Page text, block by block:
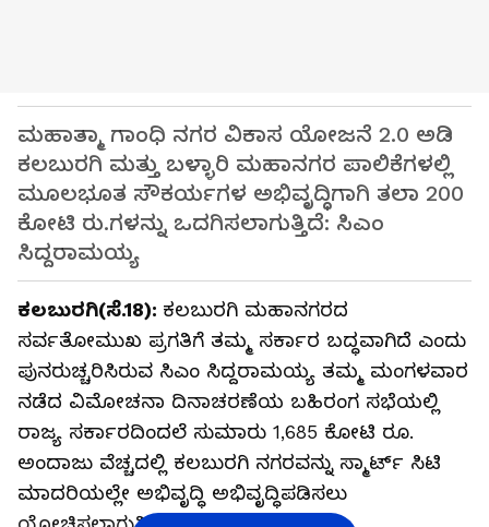
ಮಹಾತ್ಮಾ ಗಾಂಧಿ ನಗರ ವಿಕಾಸ ಯೋಜನೆ 2.0 ಅಡಿ
ಕಲಬುರಗಿ ಮತ್ತು ಬಳ್ಳಾರಿ ಮಹಾನಗರ ಪಾಲಿಕೆಗಳಲ್ಲಿ
ಮೂಲಭೂತ ಸೌಕರ್ಯಗಳ ಅಭಿವೃದ್ಧಿಗಾಗಿ ತಲಾ 200
ಕೋಟಿ ರು.ಗಳನ್ನು ಒದಗಿಸಲಾಗುತ್ತಿದೆ: ಸಿಎಂ
ಸಿದ್ದರಾಮಯ್ಯ
ಕಲಬುರಗಿ(ಸೆ.18): ಕಲಬುರಗಿ ಮಹಾನಗರದ
ಸರ್ವತೋಮುಖ ಪ್ರಗತಿಗೆ ತಮ್ಮ ಸರ್ಕಾರ ಬದ್ಧವಾಗಿದೆ ಎಂದು
ಪುನರುಚ್ಚರಿಸಿರುವ ಸಿಎಂ ಸಿದ್ದರಾಮಯ್ಯ ತಮ್ಮ ಮಂಗಳವಾರ
ನಡೆದ ವಿಮೋಚನಾ ದಿನಾಚರಣೆಯ ಬಹಿರಂಗ ಸಭೆಯಲ್ಲಿ
ರಾಜ್ಯ ಸರ್ಕಾರದಿಂದಲೆ ಸುಮಾರು 1,685 ಕೋಟಿ ರೂ.
ಅಂದಾಜು ವೆಚ್ಚದಲ್ಲಿ ಕಲಬುರಗಿ ನಗರವನ್ನು ಸ್ಮಾರ್ಟ್ ಸಿಟಿ
ಮಾದರಿಯಲ್ಲೇ ಅಭಿವೃದ್ಧಿ ಅಭಿವೃದ್ಧಿಪಡಿಸಲು